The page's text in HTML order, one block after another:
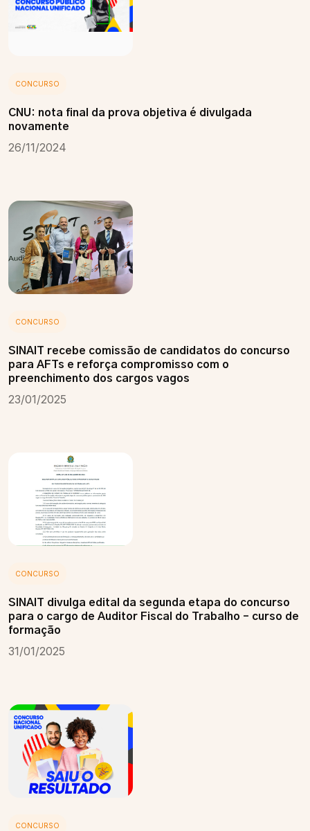
CONCURSO
CNU: nota final da prova objetiva é divulgada
novamente
26/11/2024
CONCURSO
SINAIT recebe comissão de candidatos do concurso
para AFTs e reforça compromisso com o
preenchimento dos cargos vagos
23/01/2025
CONCURSO
SINAIT divulga edital da segunda etapa do concurso
para o cargo de Auditor Fiscal do Trabalho – curso de
formação
31/01/2025
CONCURSO